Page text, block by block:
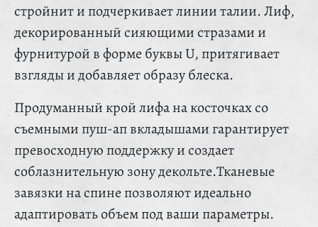
стройнит и подчеркивает линии талии. Лиф,
декорированный сияющими стразами и
фурнитурой в форме буквы U, притягивает
взгляды и добавляет образу блеска.
Продуманный крой лифа на косточках со
съемными пуш-ап вкладышами гарантирует
превосходную поддержку и создает
соблазнительную зону декольте.Тканевые
завязки на спине позволяют идеально
адаптировать объем под ваши параметры.